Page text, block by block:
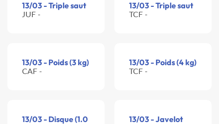
13/03 - Triple saut
JUF -
13/03 - Triple saut
TCF -
13/03 - Poids (3 kg)
CAF -
13/03 - Poids (4 kg)
TCF -
13/03 - Disque (1.0
13/03 - Javelot